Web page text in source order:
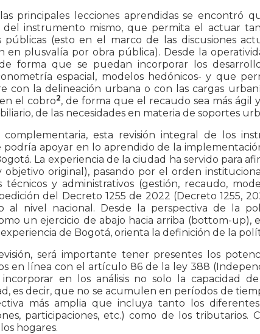
principales lecciones aprendidas se encontró
del instrumento mismo, que permita el actuar
públicas (esto en el marco de las discusiones
en plusvalía por obra pública). Desde la
forma que se puedan incorporar los
espacial, modelos hedónicos- y que
con la delineación urbana o con las cargas
el cobro2, de forma que el recaudo sea más ágil
de las necesidades en materia de soportes
complementaria, esta revisión integral de los
podría apoyar en lo aprendido de la
La experiencia de la ciudad ha servido para
objetivo original), pasando por el orden
técnicos y administrativos (gestión, recaudo,
del Decreto 1255 de 2022 (Decreto 1255,
al nivel nacional. Desde la perspectiva de la
un ejercicio de abajo hacia arriba (bottom-up),
experiencia de Bogotá, orienta la definición de la
será importante tener presentes los
en línea con el artículo 86 de la ley 388
en los análisis no solo la capacidad
es decir, que no se acumulen en períodos de
más amplia que incluya tanto los
participaciones, etc.) como de los
hogares.